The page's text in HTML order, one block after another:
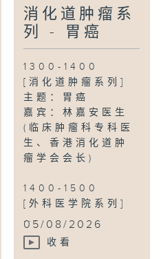
消化道肿瘤系
列 - 胃癌
1300-1400
[消化道肿瘤系列]
主题：胃癌
嘉宾：林嘉安医生
(临床肿瘤科专科医
生、香港消化道肿
瘤学会会长)
1400-1500
[外科医学院系列]
...
05/08/2026
收看